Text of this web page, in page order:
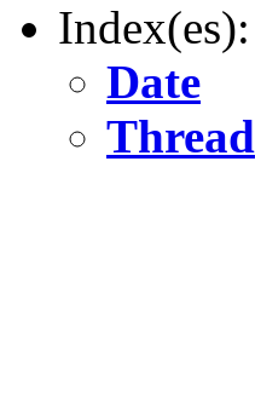
Index(es):
Date
Thread